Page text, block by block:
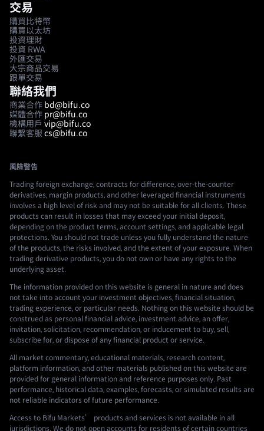
交易
購買比特幣
購買以太坊
投資理財
投資 RWA
外匯交易
大宗商品交易
跟單交易
聯絡我們
商業合作 bd@bifu.co
媒體合作 pr@bifu.co
機構用戶 vip@bifu.co
聯繫客服 cs@bifu.co
風險警告
Trading foreign exchange, contracts for difference, over-the-counter
derivatives, margin products, and other leveraged financial instruments
involves a high level of risk and may not be suitable for all clients. These
products can result in losses that may exceed your initial deposit,
depending on the product terms, account settings, and applicable legal
protections. You should not trade unless you fully understand the nature
of the products, the risks involved, and the extent of your exposure. When
trading derivative products, you do not own or have any rights to the
underlying asset.
The information provided on this website is general in nature and does
not take into account your investment objectives, financial situation,
trading experience, or particular needs. Nothing on this website should be
construed as personal financial advice, investment advice, an offer,
invitation, solicitation, recommendation, or inducement to buy, sell,
subscribe for, or dispose of any financial product or service.
All market commentary, educational materials, research content,
platform information, and other materials published on this website are
provided for general information and reference purposes only. Past
performance, historical data, examples, forecasts, or simulated results are
not reliable indicators of future performance.
Access to Bifu Markets’ products and services is not available in all
jurisdictions. We do not open accounts for residents of certain countries